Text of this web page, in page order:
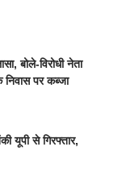
बोले-विरोधी नेता
पर कब्जा
यूपी से गिरफ्तार,